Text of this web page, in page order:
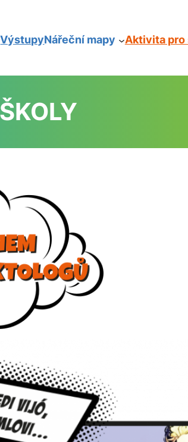
VýstupyNářeční mapy Aktivita pro